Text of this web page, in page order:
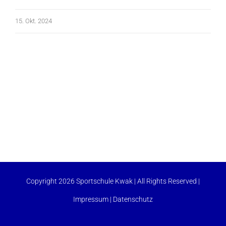
15. Okt. 2024
Copyright 2026 Sportschule Kwak | All Rights Reserved |
Impressum | Datenschutz